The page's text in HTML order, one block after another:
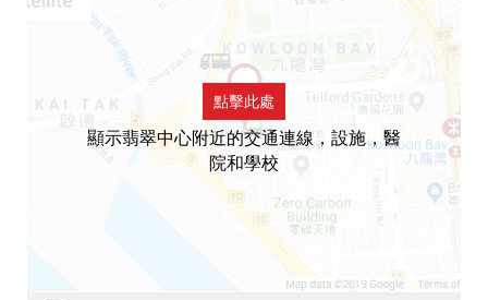
點擊此處
顯示翡翠中心附近的交通連線，設施，醫
院和學校